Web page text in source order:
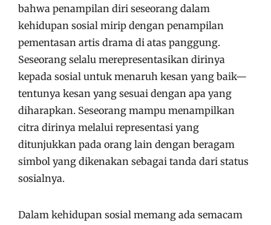
bahwa penampilan diri seseorang dalam
kehidupan sosial mirip dengan penampilan
pementasan artis drama di atas panggung.
Seseorang selalu merepresentasikan dirinya
kepada sosial untuk menaruh kesan yang baik—
tentunya kesan yang sesuai dengan apa yang
diharapkan. Seseorang mampu menampilkan
citra dirinya melalui representasi yang
ditunjukkan pada orang lain dengan beragam
simbol yang dikenakan sebagai tanda dari status
sosialnya.
Dalam kehidupan sosial memang ada semacam